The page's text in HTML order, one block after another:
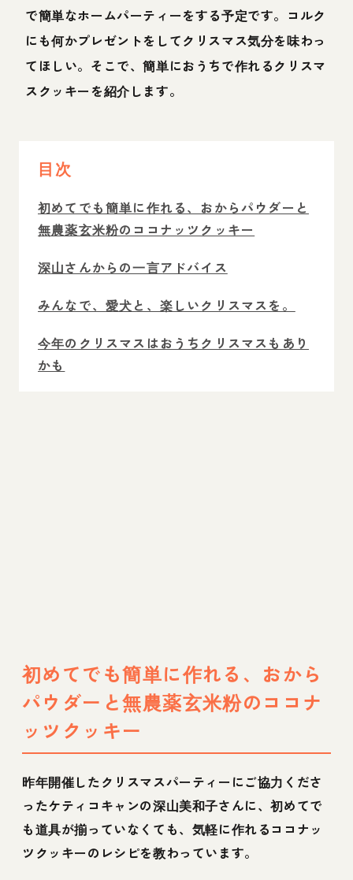
で簡単なホームパーティーをする予定です。コルク
にも何かプレゼントをしてクリスマス気分を味わっ
てほしい。そこで、簡単におうちで作れるクリスマ
スクッキーを紹介します。
目次
初めてでも簡単に作れる、おからパウダーと
無農薬玄米粉のココナッツクッキー
深山さんからの一言アドバイス
みんなで、愛犬と、楽しいクリスマスを。
今年のクリスマスはおうちクリスマスもあり
かも
初めてでも簡単に作れる、おから
パウダーと無農薬玄米粉のココナ
ッツクッキー
昨年開催したクリスマスパーティーにご協力くださ
ったケティコキャンの深山美和子さんに、初めてで
も道具が揃っていなくても、気軽に作れるココナッ
ツクッキーのレシピを教わっています。